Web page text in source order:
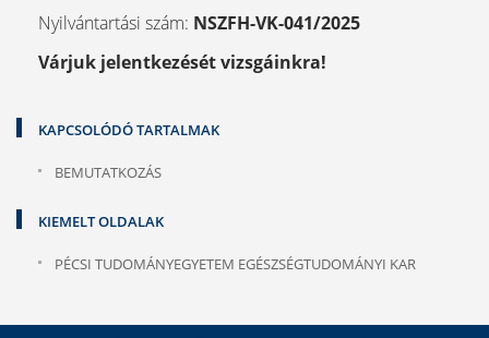
Nyilvántartási szám: NSZFH-VK-041/2025
Várjuk jelentkezését vizsgáinkra!
KAPCSOLÓDÓ TARTALMAK
BEMUTATKOZÁS
KIEMELT OLDALAK
PÉCSI TUDOMÁNYEGYETEM EGÉSZSÉGTUDOMÁNYI KAR